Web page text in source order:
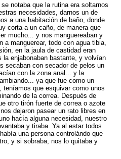
notaba que la rutina era soltarnos
necesidades, darnos un de
a una habitación de baño, donde
corta a un caño, de manera que
mucho... y nos manguereaban y
a manguerear, todo con agua tibia,
en la jaula de castidad eran
la enjabonaban bastante, y volvían
secaban con secador de pelos un
con la zona anal... y la
ya que fue como un
teníamos que esquivar como unos
de la correa. Después de
otro tirón fuerte de correa o azote
dejaron pasear un rato libres en
hacía alguna necesidad, nuestro
y tiraba. Ya al estar todos
una persona controlándo que
y si sobraba, nos lo quitaba y